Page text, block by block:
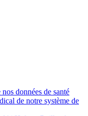
données de santé
de notre système de